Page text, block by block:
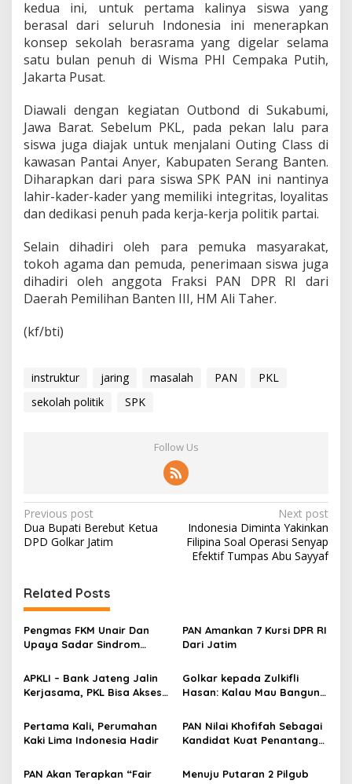
kedua ini, untuk pertama kalinya siswa yang
berasal dari seluruh Indonesia ini menerapkan
konsep sekolah berasrama yang digelar selama
satu bulan penuh di Wisma PHI Cempaka Putih,
Jakarta Pusat.
Diawali dengan kegiatan Outbond di Sukabumi,
Jawa Barat. Sebelum PKL, pada pekan lalu para
siswa juga diajak untuk menjalani Outing Class di
kawasan Pantai Anyer, Kabupaten Serang Banten.
Diharapkan dari para siswa SPK PAN ini nantinya
lahir-kader-kader yang memiliki integritas, loyalitas
dan dedikasi penuh pada kerja-kerja politik partai.
Selain dihadiri oleh para pemuka masyarakat,
tokoh agama dan pemuda, penerimaan siswa juga
dihadiri oleh anggota Fraksi PAN DPR RI dari
Daerah Pemilihan Banten III, HM Ali Taher.
(kf/bti)
instruktur jaring masalah PAN
PKL
sekolah politik
SPK
Follow Us
P
o
t
n
a
v
i
g
t
Previous post
Dua Bupati Berebut Ketua
DPD Golkar Jatim
Next post
Indonesia Diminta Yakinkan
Filipina Soal Operasi Senyap
Efektif Tumpas Abu Sayyaf
Related Posts
Pengmas FKM Unair Dan
Upaya Sadar Sindrom
PAN Amankan 7 Kursi DPR RI
Dari Jatim
APKLI – Bank Jateng Jalin
Kerjasama, PKL Bisa Akses
Golkar kepada Zulkifli
Hasan: Kalau Mau Bangun
Pertama Kali, Perumahan
Kaki Lima Indonesia Hadir
PAN Nilai Khofifah Sebagai
Kandidat Kuat Penantang
PAN Akan Terapkan “Fair
Menuju Putaran 2 Pilgub